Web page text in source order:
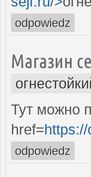
odpowiedz
Магазин
Тут можно
href=
odpowiedz